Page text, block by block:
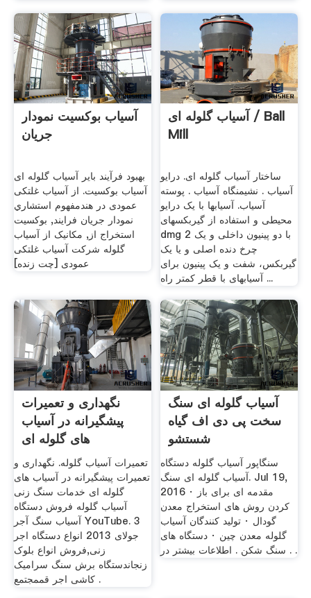
آسیاب بوکسیت نمودار
جریان
بهبود فرآیند بایر آسیاب گلوله ای
آسیاب بوکسیت. از آسیاب غلتکی
عمودی در هندمفهوم استشاري
نمودار جریان فرایند, بوکسیت
استخراج از, مکانیک از آسیاب
گلوله شرکت آسیاب غلتکی
عمودی [چت زنده]
آسیاب گلوله ای / Ball
Mill
ساختار آسیاب گلوله ای. درایو
آسیاب . نشیمنگاه آسیاب . پوسته
آسیاب. آسیابها با یک درایو
محیطی و استفاده از گیربکسهای
dmg 2 با دو پینیون داخلی و یک
چرخ دنده اصلی و یا یک
گیربکس، شفت و یک پینیون برای
آسیابهای با قطر کمتر راه ...
نگهداری و تعمیرات
پیشگیرانه در آسیاب
های گلوله ای
تعمیرات آسیاب گلوله. نگهداری و
تعمیرات پیشگیرانه در آسیاب های
گلوله ای خدمات سنگ زنی
آسیاب گلوله فروش دستگاه
آسیاب سنگ آجر YouTube. 3
جولای 2013 انواع دستگاه اجر
زنی,فروش انواع بلوک
زنجاندستگاه برش سنگ سرامیک
کاشی اجر قممجتمع .
آسیاب گلوله ای سنگ
سخت پی دی اف گیاه
شستشو
سنگاپور آسیاب گلوله ‫دستگاه
آسیاب گلوله ای سنگ‬‎. Jul 19,
2016 · مقدمه ای برای باز
کردن روش های استخراج معدن
گودال · تولید کنندگان آسیاب
گلوله معدن چین · دستگاه های
سنگ شکن . اطلاعات بیشتر در . .